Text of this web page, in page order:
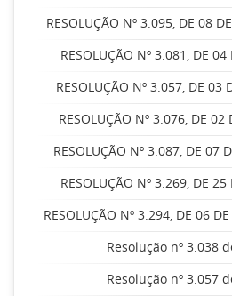
RESOLUÇÃO Nº 3.095, DE 08
RESOLUÇÃO Nº 3.081, DE
RESOLUÇÃO Nº 3.057, DE 03
RESOLUÇÃO Nº 3.076, DE 02
RESOLUÇÃO Nº 3.087, DE 07
RESOLUÇÃO Nº 3.269, DE
RESOLUÇÃO Nº 3.294, DE 06
Resolução nº 3.038
Resolução nº 3.057